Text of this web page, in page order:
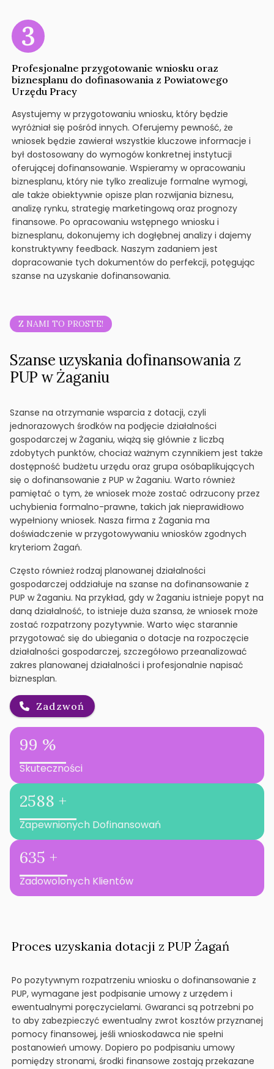
Profesjonalne przygotowanie wniosku oraz
biznesplanu do dofinasowania z Powiatowego
Urzędu Pracy
Asystujemy w przygotowaniu wniosku, który będzie
wyróżniał się pośród innych. Oferujemy pewność, że
wniosek będzie zawierał wszystkie kluczowe informacje i
był dostosowany do wymogów konkretnej instytucji
oferującej dofinansowanie. Wspieramy w opracowaniu
biznesplanu, który nie tylko zrealizuje formalne wymogi,
ale także obiektywnie opisze plan rozwijania biznesu,
analizę rynku, strategię marketingową oraz prognozy
finansowe. Po opracowaniu wstępnego wniosku i
biznesplanu, dokonujemy ich dogłębnej analizy i dajemy
konstruktywny feedback. Naszym zadaniem jest
dopracowanie tych dokumentów do perfekcji, potęgując
szanse na uzyskanie dofinansowania.
Z NAMI TO PROSTE!
Szanse uzyskania dofinansowania z
PUP w Żaganiu
Szanse na otrzymanie wsparcia z dotacji, czyli
jednorazowych środków na podjęcie działalności
gospodarczej w Żaganiu, wiążą się głównie z liczbą
zdobytych punktów, chociaż ważnym czynnikiem jest także
dostępność budżetu urzędu oraz grupa osóbaplikujących
się o dofinansowanie z PUP w Żaganiu. Warto również
pamiętać o tym, że wniosek może zostać odrzucony przez
uchybienia formalno-prawne, takich jak nieprawidłowo
wypełniony wniosek. Nasza firma z Żagania ma
doświadczenie w przygotowywaniu wniosków zgodnych
kryteriom Żagań.
Często również rodzaj planowanej działalności
gospodarczej oddziałuje na szanse na dofinansowanie z
PUP w Żaganiu. Na przykład, gdy w Żaganiu istnieje popyt na
daną działalność, to istnieje duża szansa, że wniosek może
zostać rozpatrzony pozytywnie. Warto więc starannie
przygotować się do ubiegania o dotacje na rozpoczęcie
działalności gospodarczej, szczegółowo przeanalizować
zakres planowanej działalności i profesjonalnie napisać
biznesplan.
Zadzwoń
99 %
Skuteczności
2588 +
Zapewnionych Dofinansowań
635 +
Zadowolonych Klientów
Proces uzyskania dotacji z PUP Żagań
Po pozytywnym rozpatrzeniu wniosku o dofinansowanie z
PUP, wymagane jest podpisanie umowy z urzędem i
ewentualnymi poręczycielami. Gwaranci są potrzebni po
to aby zabezpieczyć ewentualny zwrot kosztów przyznanej
pomocy finansowej, jeśli wnioskodawca nie spełni
postanowień umowy. Dopiero po podpisaniu umowy
pomiędzy stronami, środki finansowe zostają przekazane